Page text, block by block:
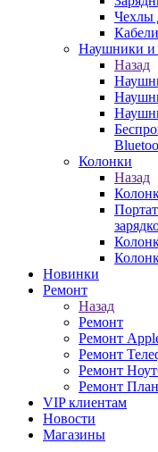
Чехлы
Наушники и
Назад
Колонки
Назад
Новинки
Ремонт
Назад
Ремонт
Ремонт
Ремонт
Ремонт
Ремонт
VIP клиентам
Новости
Магазины